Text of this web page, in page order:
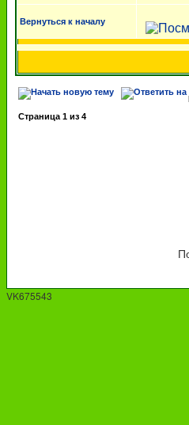
Вернуться к началу
Страница 1 из 4
VK675543